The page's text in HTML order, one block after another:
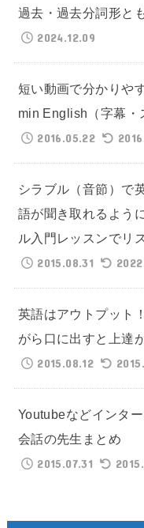
過去・過去分詞形と
2024.12.09
短い動画で分かりや
min English（字幕・
2016.05.22
シラブル（音節）で
語が聞き取れるよう
ル入門レッスンでリ
2015.08.31
英語はアウトプット
がら口に出すと上達
2015.08.12
Youtubeなどインタ
会話の先生まとめ
2015.07.31